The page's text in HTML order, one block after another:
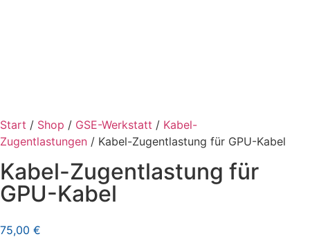
Start / Shop / GSE-Werkstatt / Kabel-
Zugentlastungen / Kabel-Zugentlastung für GPU-Kabel
Kabel-Zugentlastung für
GPU-Kabel
75,00 €